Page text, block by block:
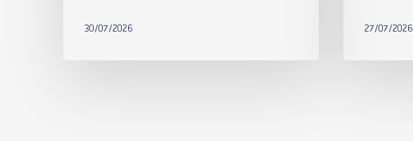
30/07/2026 27/07/2026